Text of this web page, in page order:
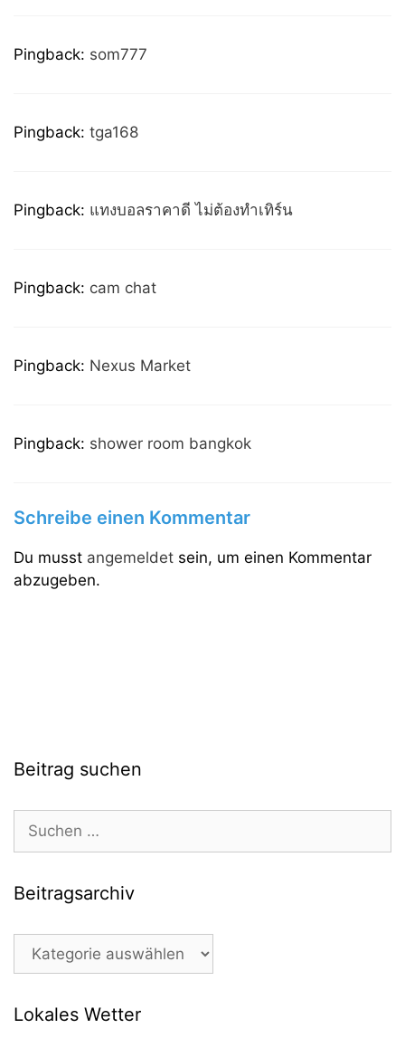
Pingback: som777
Pingback: tga168
Pingback: แทงบอลราคาดี ไม่ต้องทำเทิร์น
Pingback: cam chat
Pingback: Nexus Market
Pingback: shower room bangkok
Schreibe einen Kommentar
Du musst angemeldet sein, um einen Kommentar
abzugeben.
Beitrag suchen
nach:
Beitragsarchiv
Beitragsarchiv
Lokales Wetter